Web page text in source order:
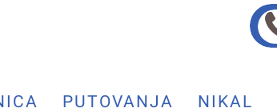
PUTOVANJA NIKAL